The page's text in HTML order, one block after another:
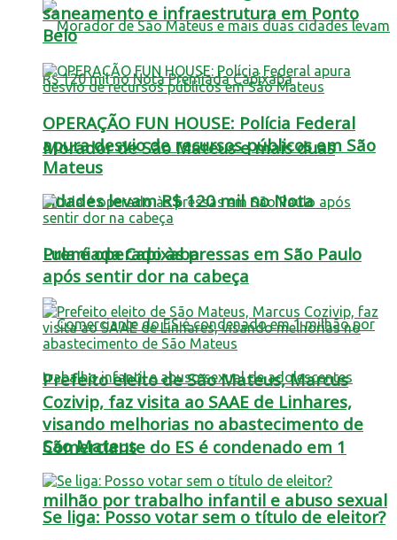
Morador de São Mateus e mais duas
cidades levam R$ 120 mil no Nota
Premiada Capixaba
Comerciante do ES é condenado em 1
milhão por trabalho infantil e abuso sexual
saneamento e infraestrutura em Ponto
Belo
OPERAÇÃO FUN HOUSE: Polícia Federal
apura desvio de recursos públicos em São
Mateus
Lula é operado às pressas em São Paulo
após sentir dor na cabeça
Prefeito eleito de São Mateus, Marcus
Cozivip, faz visita ao SAAE de Linhares,
visando melhorias no abastecimento de
São Mateus
Se liga: Posso votar sem o título de eleitor?